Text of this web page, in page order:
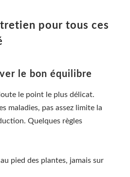
pour tous ces
le bon équilibre
le point le plus délicat.
maladies, pas assez limite la
Quelques règles
pied des plantes, jamais sur